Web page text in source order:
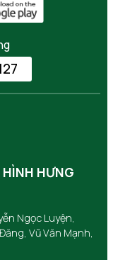
HƯNG
Ngọc Luyện,
Vũ Văn Mạnh,